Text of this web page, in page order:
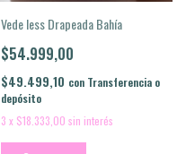
Vede less Drapeada Bahía
$54.999,00
$49.499,10 con Transferencia o
depósito
3 x $18.333,00 sin interés